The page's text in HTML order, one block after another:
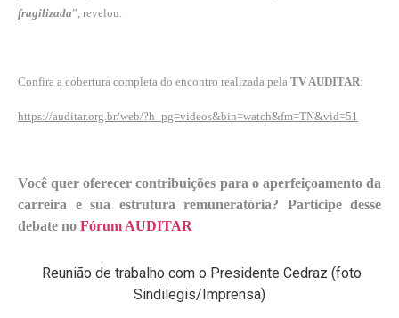
fragilizada”, revelou.
Confira a cobertura completa do encontro realizada pela TV AUDITAR:
https://auditar.org.br/web/?h_pg=videos&bin=watch&fm=TN&vid=51
Você quer oferecer contribuições para o aperfeiçoamento da
carreira e sua estrutura remuneratória? Participe desse
debate no Fórum AUDITAR
Reunião de trabalho com o Presidente Cedraz (foto
Sindilegis/Imprensa)